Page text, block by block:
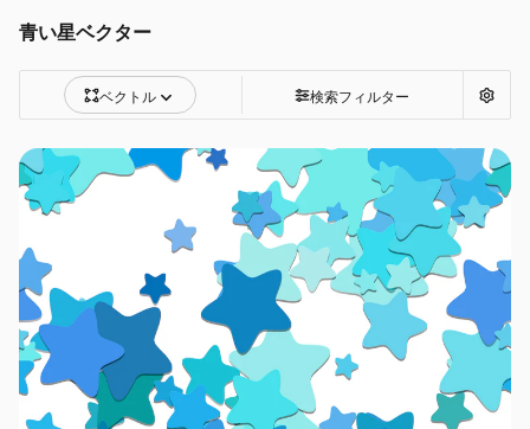
青い星ベクター
ベクトル 検索フィルター